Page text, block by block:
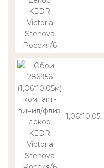
1,06*10,05